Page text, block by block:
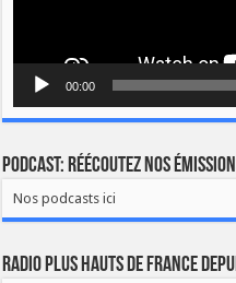
00:00
Podcast: Réécoutez nos
Nos podcasts ici
Radio Plus Hauts de France